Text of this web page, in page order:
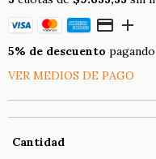
5% de descuento
VER MEDIOS DE PAGO
Cantidad